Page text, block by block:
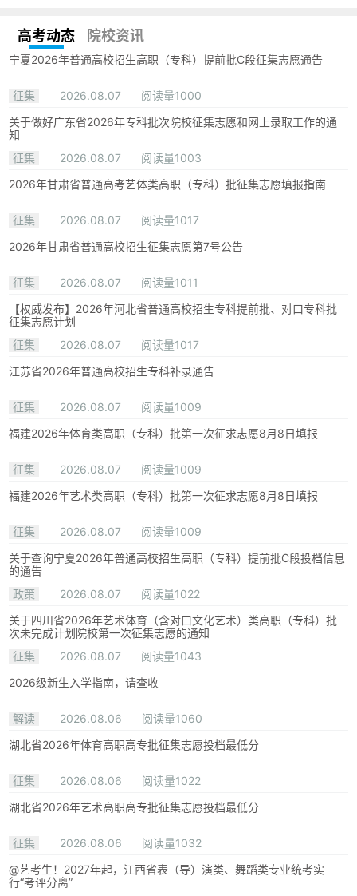
高考动态 院校资讯
宁夏2026年普通高校招生高职（专科）提前批C段征集志愿通告
征集 2026.08.07
阅读量1000
关于做好广东省2026年专科批次院校征集志愿和网上录取工作的通
知
征集
2026.08.07
阅读量1003
2026年甘肃省普通高考艺体类高职（专科）批征集志愿填报指南
征集 2026.08.07
阅读量1017
2026年甘肃省普通高校招生征集志愿第7号公告
征集 2026.08.07
阅读量1011
【权威发布】2026年河北省普通高校招生专科提前批、对口专科批
征集志愿计划
征集
2026.08.07
阅读量1017
江苏省2026年普通高校招生专科补录通告
征集 2026.08.07
阅读量1009
福建2026年体育类高职（专科）批第一次征求志愿8月8日填报
征集 2026.08.07
阅读量1009
福建2026年艺术类高职（专科）批第一次征求志愿8月8日填报
征集 2026.08.07
阅读量1009
关于查询宁夏2026年普通高校招生高职（专科）提前批C段投档信息
的通告
政策
2026.08.07
阅读量1022
关于四川省2026年艺术体育（含对口文化艺术）类高职（专科）批
次未完成计划院校第一次征集志愿的通知
征集
2026.08.07
阅读量1043
2026级新生入学指南，请查收
解读 2026.08.06
阅读量1060
湖北省2026年体育高职高专批征集志愿投档最低分
征集 2026.08.06
阅读量1022
湖北省2026年艺术高职高专批征集志愿投档最低分
征集 2026.08.06
阅读量1032
@艺考生！2027年起，江西省表（导）演类、舞蹈类专业统考实
行“考评分离”